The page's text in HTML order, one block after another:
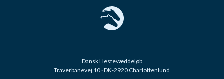
Dansk Hestevæddeløb
Traverbanevej 10 · DK-2920 Charlottenlund